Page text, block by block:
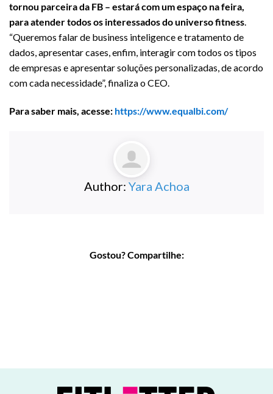
tornou parceira da FB – estará com um espaço na feira,
para atender todos os interessados do universo fitness.
“Queremos falar de business inteligence e tratamento de
dados, apresentar cases, enfim, interagir com todos os tipos
de empresas e apresentar soluções personalizadas, de acordo
com cada necessidade”, finaliza o CEO.
Para saber mais, acesse: https://www.equalbi.com/
Author: Yara Achoa
Gostou? Compartilhe: